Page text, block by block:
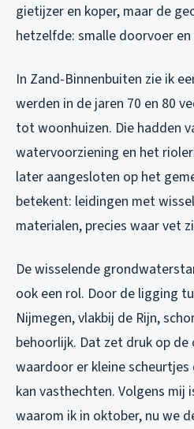
gietijzer en koper, maar de
hetzelfde: smalle doorvoer
In Zand-Binnenbuiten zie ik
werden in de jaren 70 en 80
tot woonhuizen. Die hadden
watervoorziening en het
later aangesloten op het
betekent: leidingen met
materialen, precies waar vet
De wisselende
ook een rol. Door de ligging
Nijmegen, vlakbij de Rijn,
behoorlijk. Dat zet druk op de
waardoor er kleine
kan vasthechten. Volgens mij
waarom ik in oktober, nu we